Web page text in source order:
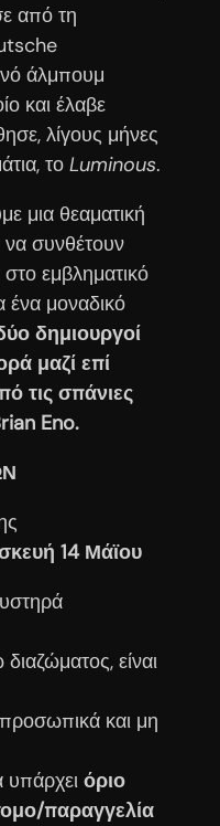
από τη
άλμπουμ
και έλαβε
λίγους μήνες
το Luminous.
μια θεαματική
να συνθέτουν
εμβληματικό
ένα μοναδικό
δημιουργοί
μαζί επί
τις σπάνιες
Eno.
14 Μάϊου
είναι
προσωπικά και μη
υπάρχει όριο
παραγγελία